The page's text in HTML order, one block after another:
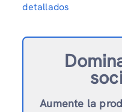
detallados
Aumente la